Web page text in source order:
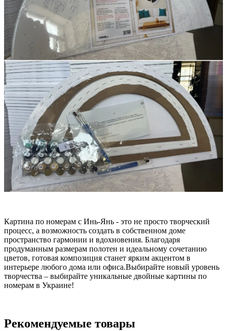
Картина по номерам с Инь-Янь - это не просто творческий
процесс, а возможность создать в собственном доме
пространство гармонии и вдохновения. Благодаря
продуманным размерам полотен и идеальному сочетанию
цветов, готовая композиция станет ярким акцентом в
интерьере любого дома или офиса.Выбирайте новый уровень
творчества – выбирайте уникальные двойные картины по
номерам в Украине!
Рекомендуемые товары